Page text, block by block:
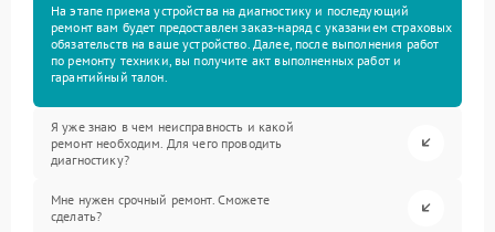
На этапе приема устройства на диагностику и последующий
ремонт вам будет предоставлен заказ-наряд с указанием страховых
обязательств на ваше устройство. Далее, после выполнения работ
по ремонту техники, вы получите акт выполненных работ и
гарантийный талон.
Я уже знаю в чем неисправность и какой
ремонт необходим. Для чего проводить
диагностику?
Мне нужен срочный ремонт. Сможете
сделать?